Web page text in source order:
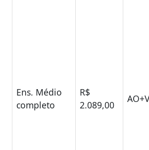
Ens. Médio
completo
R$
2.089,00